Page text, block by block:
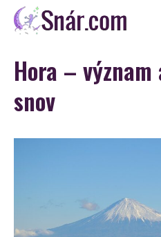
Skip
Snár
Hora –
snov